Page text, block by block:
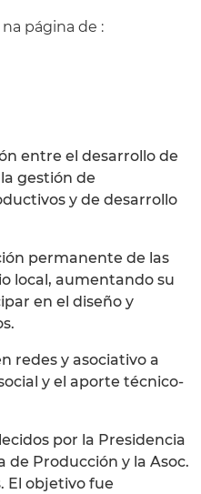
página de :
entre el desarrollo de
gestión de
y de desarrollo
permanente de las
local, aumentando su
en el diseño y
redes y asociativo a
y el aporte técnico-
por la Presidencia
de Producción y la Asoc.
El objetivo fue